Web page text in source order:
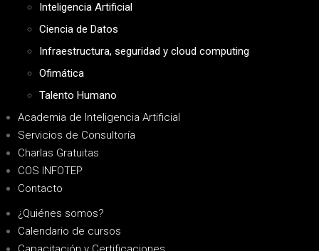
Inteligencia Artificial
Ciencia de Datos
Infraestructura, seguridad y cloud computing
Ofimática
Talento Humano
Academia de Inteligencia Artificial
Servicios de Consultoría
Charlas Gratuitas
COS INFOTEP
Contacto
¿Quiénes somos?
Calendario de cursos